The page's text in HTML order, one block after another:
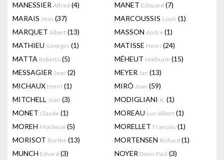
MANESSIER Alfred (4) MANET Edouard (7)
MARAIS Jean (37) MARCOUSSIS Louis (1)
MARQUET Albert (13) MASSON Andre (1)
MATHIEU Georges (1) MATISSE Henri (24)
MATTA Roberto (5) MÉHEUT Mathurin (15)
MESSAGIER Jean (2) MEYER Jan (13)
MICHAUX Henri (1) MIRÓ Joan (59)
MITCHELL Joan (3) MODIGLIANI A. (1)
MONET Claude (1) MOREAU Luc-Albert (1)
MOREH Mordecai (5) MORELLET François (1)
MORISOT Berthe (13) MORTENSEN Richard (1)
MUNCH Edvard (3) NOYER Denis Paul (3)